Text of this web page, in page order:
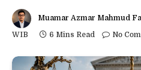
Muamar Azmar Mahmud
WIB
6 Mins Read No